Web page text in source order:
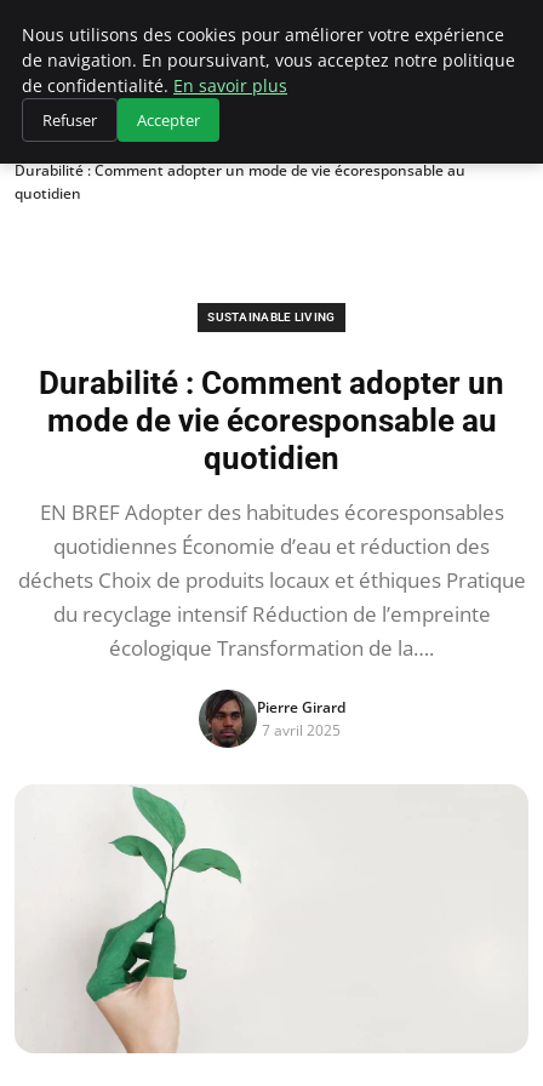
Climategatecountryclub.com
Accueil
Sustainable Living
Durabilité : Comment adopter un mode de vie écoresponsable au
quotidien
SUSTAINABLE LIVING
Durabilité : Comment adopter un
mode de vie écoresponsable au
quotidien
EN BREF Adopter des habitudes écoresponsables
quotidiennes Économie d’eau et réduction des
déchets Choix de produits locaux et éthiques Pratique
du recyclage intensif Réduction de l’empreinte
écologique Transformation de la….
Pierre Girard
7 avril 2025
Nous utilisons des cookies pour améliorer votre expérience
de navigation. En poursuivant, vous acceptez notre politique
de confidentialité. En savoir plus
Refuser Accepter